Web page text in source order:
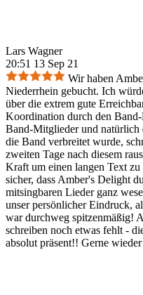
Lars Wagner
20:51 13 Sep 21
Wir haben
Niederrhein gebucht. Ich
über die extrem gute
Koordination durch den
Band-Mitglieder und natürlich
die Band verbreitet wurde,
zweiten Tage nach diesem
Kraft um einen langen Text
sicher, dass Amber's Delight
mitsingbaren Lieder ganz
unser persönlicher Eindruck,
war durchweg spitzenmäßig!
schreiben noch etwas fehlt -
absolut präsent!! Gerne